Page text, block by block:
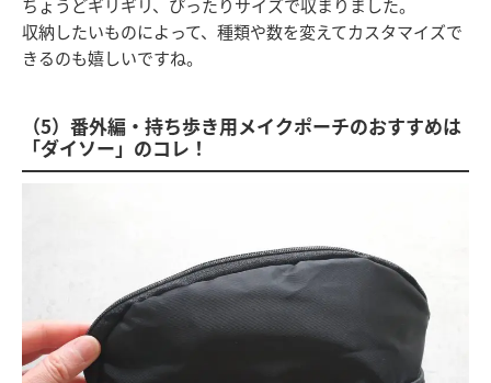
ちょうどギリギリ、ぴったりサイズで収まりました。
収納したいものによって、種類や数を変えてカスタマイズで
きるのも嬉しいですね。
（5）番外編・持ち歩き用メイクポーチのおすすめは
「ダイソー」のコレ！